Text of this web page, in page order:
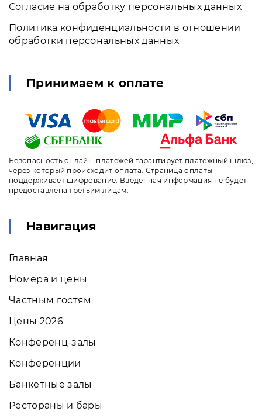
Согласие на обработку персональных данных
Политика конфиденциальности в отношении
обработки персональных данных
Принимаем к оплате
Безопасность онлайн-платежей гарантирует платёжный шлюз,
через который происходит оплата. Страница оплаты
поддерживает шифрование. Введенная информация не будет
предоставлена третьим лицам.
Навигация
Главная
Номера и цены
Частным гостям
Цены 2026
Конференц-залы
Конференции
Банкетные залы
Рестораны и бары